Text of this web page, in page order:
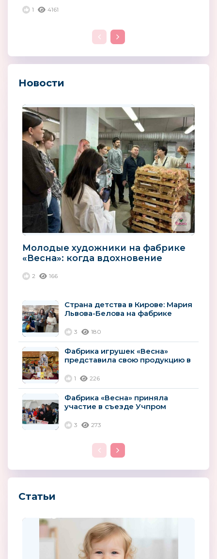
1 4161
Новости
Молодые художники на фабрике
«Весна»: когда вдохновение
2 166
Страна детства в Кирове: Мария
Львова-Белова на фабрике
3 180
Фабрика игрушек «Весна»
представила свою продукцию в
1 226
Фабрика «Весна» приняла
участие в съезде Учпром
3 273
Статьи